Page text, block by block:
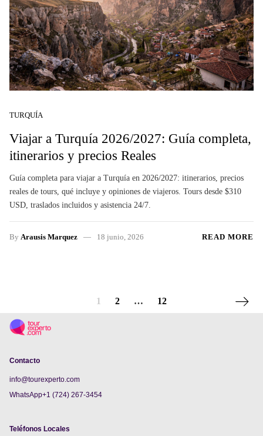
TURQUÍA
Viajar a Turquía 2026/2027: Guía completa,
itinerarios y precios Reales
Guía completa para viajar a Turquía en 2026/2027: itinerarios, precios
reales de tours, qué incluye y opiniones de viajeros. Tours desde $310
USD, traslados incluidos y asistencia 24/7.
By Arausis Marquez 18 junio, 2026 READ MORE
1 2 … 12 Next
Contacto
info@tourexperto.com
WhatsApp+1 (724) 267-3454
Teléfonos Locales